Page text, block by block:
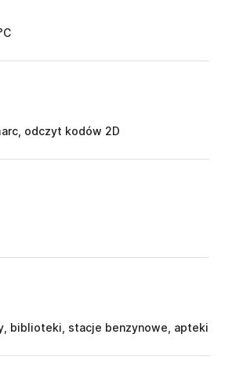
odczyt kodów 2D
biblioteki, stacje benzynowe, apteki